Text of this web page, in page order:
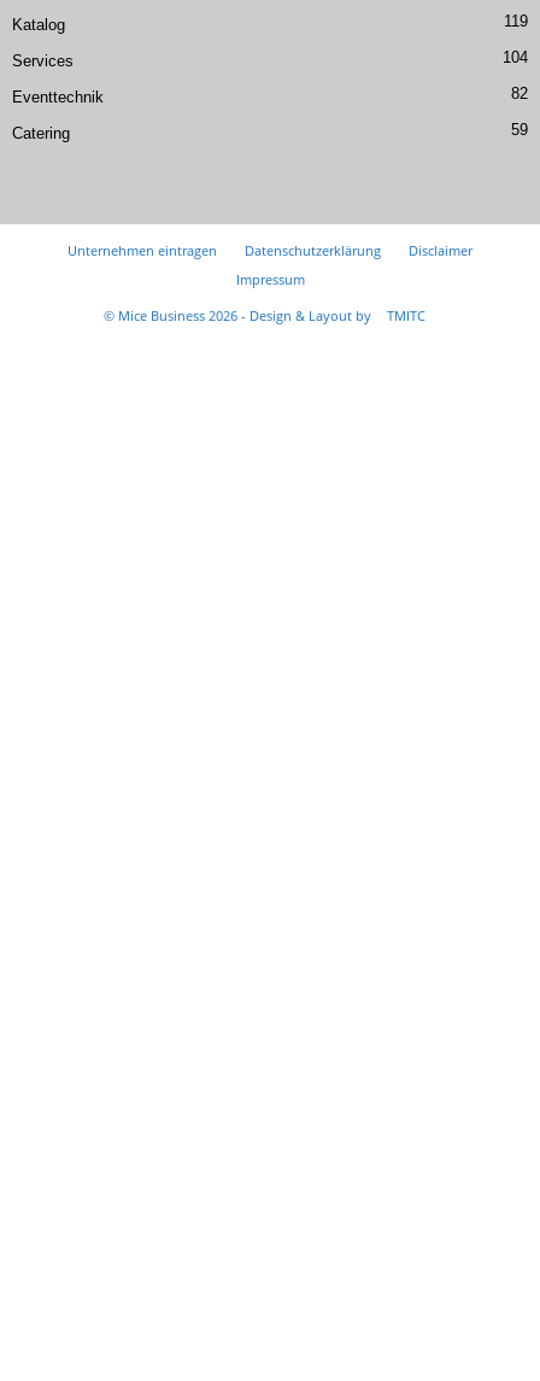
Katalog 119
Services 104
Eventtechnik 82
Catering 59
Unternehmen eintragen Datenschutzerklärung
Disclaimer
Impressum
© Mice Business 2026 - Design & Layout by
TMITC